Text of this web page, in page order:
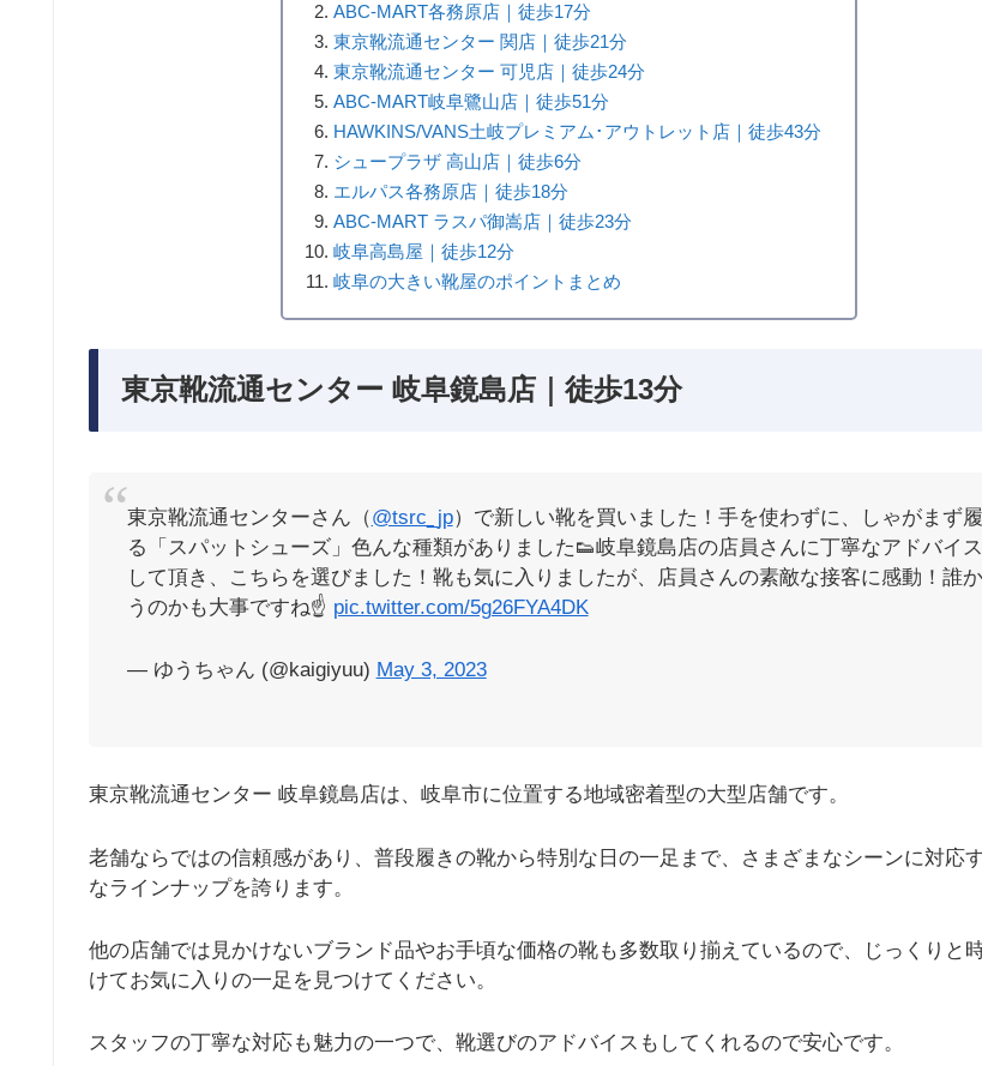
ABC-MART各務原店｜徒歩17分
東京靴流通センター 関店｜徒歩21分
東京靴流通センター 可児店｜徒歩24分
ABC-MART岐阜鷺山店｜徒歩51分
HAWKINS/VANS土岐プレミアム･アウトレット店｜徒歩43分
シュープラザ 高山店｜徒歩6分
エルパス各務原店｜徒歩18分
ABC-MART ラスパ御嵩店｜徒歩23分
岐阜高島屋｜徒歩12分
岐阜の大きい靴屋のポイントまとめ
東京靴流通センター 岐阜鏡島店｜徒歩13分
東京靴流通センターさん（@tsrc_jp）で新しい靴を買いました！手を使わずに、しゃがまず
る「スパットシューズ」色んな種類がありました👟岐阜鏡島店の店員さんに丁寧なアドバイ
して頂き、こちらを選びました！靴も気に入りましたが、店員さんの素敵な接客に感動！誰
うのかも大事ですね☝️ pic.twitter.com/5g26FYA4DK
— ゆうちゃん (@kaigiyuu) May 3, 2023
東京靴流通センター 岐阜鏡島店は、岐阜市に位置する地域密着型の大型店舗です。
老舗ならではの信頼感があり、普段履きの靴から特別な日の一足まで、さまざまなシーンに対応
なラインナップを誇ります。
他の店舗では見かけないブランド品やお手頃な価格の靴も多数取り揃えているので、じっくりと
けてお気に入りの一足を見つけてください。
スタッフの丁寧な対応も魅力の一つで、靴選びのアドバイスもしてくれるので安心です。